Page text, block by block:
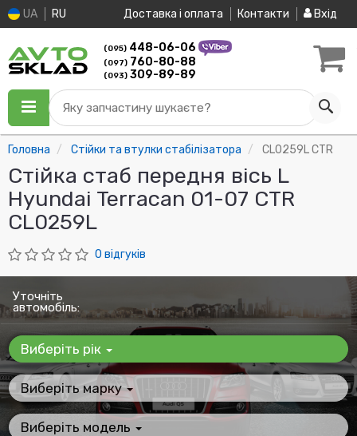
UA RU Доставка і оплата Контакти Вхід
(095) 448-06-06
(097) 760-80-88
(093) 309-89-89
Яку запчастину шукаєте?
Головна Стійки та втулки стабілізатора CL0259L CTR
Стійка стаб передня вісь L
Hyundai Terracan 01-07 CTR
CL0259L
0 відгуків
Уточніть
автомобіль:
Виберіть рік
Виберіть марку
Виберіть модель